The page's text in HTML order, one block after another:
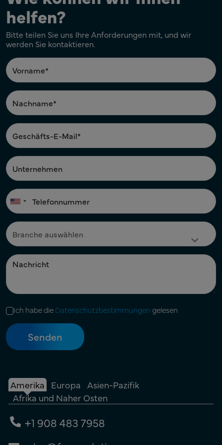
helfen?
Bitte teilen Sie uns Ihre Anforderungen mit, und wir
werden Sie kontaktieren.
Ich habe dieDatenschutzbestimmungen gelesen
Amerika Europa Asien-Pazifik
Afrika und Naher Osten
+1 908 483 7958